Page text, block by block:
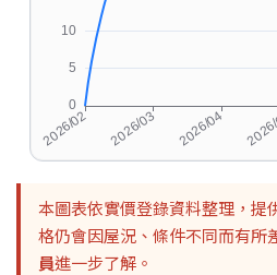
本圖表依實價登錄資料整理，提
格仍會因屋況、條件不同而有所
員進一步了解。